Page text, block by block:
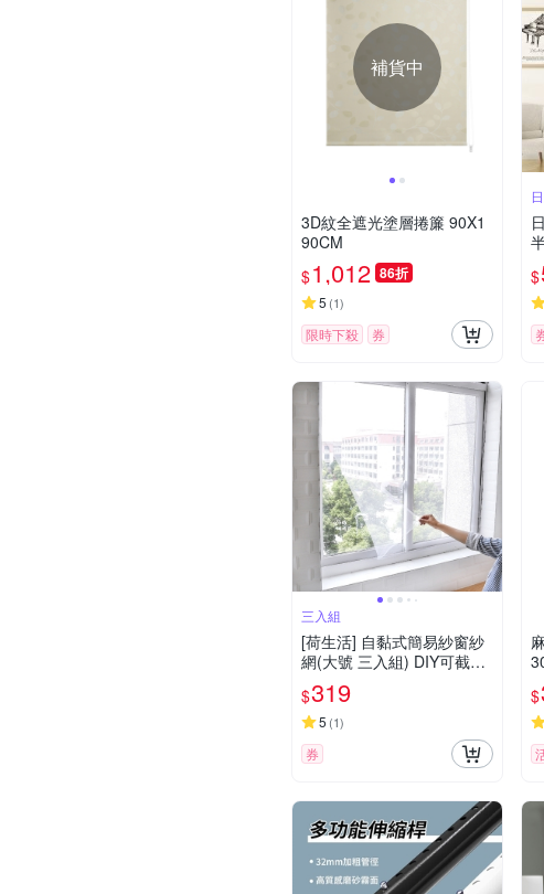
補貨中
3D紋全遮光塗層捲簾 90X1
90CM
$1,012 86折
5 (1)
限時下殺 券
$
三入組
[荷生活] 自黏式簡易紗窗紗
網(大號 三入組) DIY可截剪
隱形紗窗 附魔術貼
$319
5 (1)
券
$